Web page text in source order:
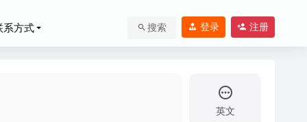
方式 搜索 登录 注册
英文